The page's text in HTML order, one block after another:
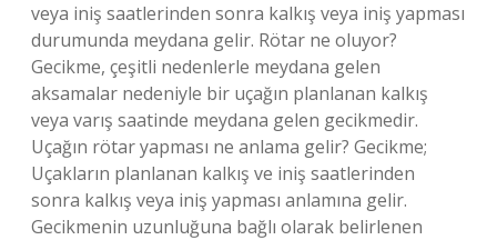
veya iniş saatlerinden sonra kalkış veya iniş yapması
durumunda meydana gelir. Rötar ne oluyor?
Gecikme, çeşitli nedenlerle meydana gelen
aksamalar nedeniyle bir uçağın planlanan kalkış
veya varış saatinde meydana gelen gecikmedir.
Uçağın rötar yapması ne anlama gelir? Gecikme;
Uçakların planlanan kalkış ve iniş saatlerinden
sonra kalkış veya iniş yapması anlamına gelir.
Gecikmenin uzunluğuna bağlı olarak belirlenen